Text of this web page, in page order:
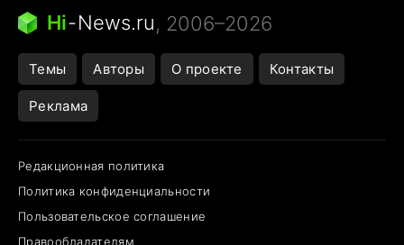
Следующая пандемия
Hi-News.ru, 2006–2026
Темы Авторы О проекте Контакты
Реклама
Редакционная политика
Политика конфиденциальности
Пользовательское соглашение
Правообладателям